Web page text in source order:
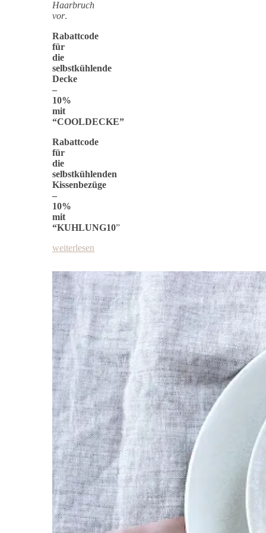
Haarbruch
vor.
Rabattcode
für
die
selbstkühlende
Decke
–
10%
mit
“COOLDECKE”
Rabattcode
für
die
selbstkühlenden
Kissenbezüge
–
10%
mit
“KUHLUNG10”
weiterlesen